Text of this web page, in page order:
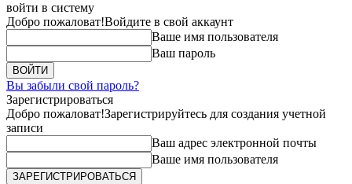
войти в систему
Добро пожаловат!Войдите в свой аккаунт
Ваше имя пользователя
Ваш пароль
Вы забыли свой пароль?
Зарегистрироваться
Добро пожаловат!Зарегистрируйтесь для создания учетной
записи
Ваш адрес электронной почты
Ваше имя пользователя